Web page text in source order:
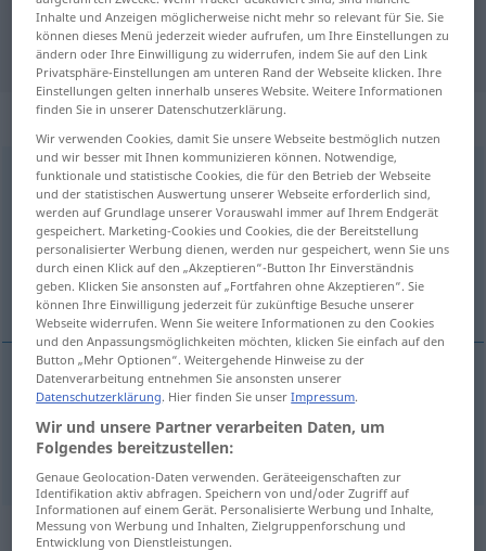
"Nebensächlichkeit" Kroatisch
Übersetzung
„Nebensächlichkeit“
Nebensächlichkeitf <Nebensächlichkeit;-en >
Übersicht aller Übersetzungen
(Für mehr Details die Übersetzung anklicken/antippen)
uzgrednost, sporednost
uzgrednostf Nebensächlichkeit
sporednostf Nebensächlichkeit
Synonyme für "Nebensächlichkeit"
Inhalte und Anzeigen möglicherweise nicht mehr so relevant für Sie. Sie
können dieses Menü jederzeit wieder aufrufen, um Ihre Einstellungen zu
ändern oder Ihre Einwilligung zu widerrufen, indem Sie auf den Link
Privatsphäre-Einstellungen am unteren Rand der Webseite klicken. Ihre
Einstellungen gelten innerhalb unseres Website. Weitere Informationen
finden Sie in unserer Datenschutzerklärung.
Wir verwenden Cookies, damit Sie unsere Webseite bestmöglich nutzen
und wir besser mit Ihnen kommunizieren können. Notwendige,
funktionale und statistische Cookies, die für den Betrieb der Webseite
und der statistischen Auswertung unserer Webseite erforderlich sind,
werden auf Grundlage unserer Vorauswahl immer auf Ihrem Endgerät
gespeichert. Marketing-Cookies und Cookies, die der Bereitstellung
personalisierter Werbung dienen, werden nur gespeichert, wenn Sie uns
durch einen Klick auf den „Akzeptieren“-Button Ihr Einverständnis
geben. Klicken Sie ansonsten auf „Fortfahren ohne Akzeptieren“. Sie
können Ihre Einwilligung jederzeit für zukünftige Besuche unserer
Webseite widerrufen. Wenn Sie weitere Informationen zu den Cookies
und den Anpassungsmöglichkeiten möchten, klicken Sie einfach auf den
Button „Mehr Optionen“. Weitergehende Hinweise zu der
Datenverarbeitung entnehmen Sie ansonsten unserer
Datenschutzerklärung. Hier finden Sie unserImpressum.
Wir und unsere Partner verarbeiten Daten, um
Folgendes bereitzustellen:
Genaue Geolocation-Daten verwenden. Geräteeigenschaften zur
Identifikation aktiv abfragen. Speichern von und/oder Zugriff auf
Informationen auf einem Gerät. Personalisierte Werbung und Inhalte,
Messung von Werbung und Inhalten, Zielgruppenforschung und
Entwicklung von Dienstleistungen.